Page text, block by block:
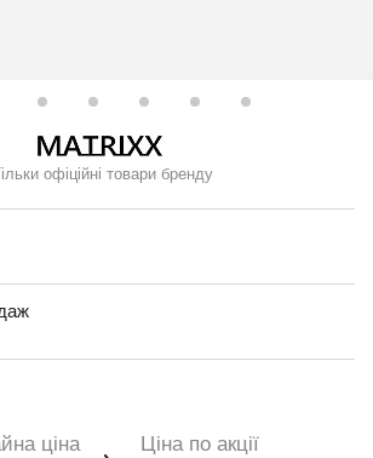
офіційні товари бренду
ціна Ціна по акції